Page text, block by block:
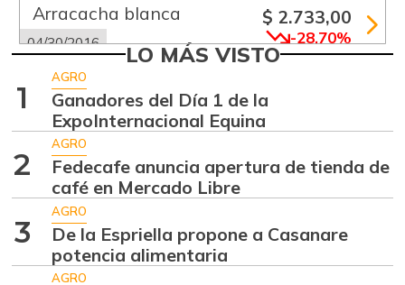
Arracacha blanca
04/30/2016
$ 2.733,00
-28,70%
Arveja verde
07/25/2026
Banano criollo
07/25/2026
$ 1.967,00
+3,53%
Cebolla cabezona
07/25/2026
$ 2.826,00
Cebolla larga
LO MÁS VISTO
1
AGRO
Ganadores del Día 1 de la
ExpoInternacional Equina
2
AGRO
Fedecafe anuncia apertura de tienda de
café en Mercado Libre
3
AGRO
De la Espriella propone a Casanare
potencia alimentaria
AGRO